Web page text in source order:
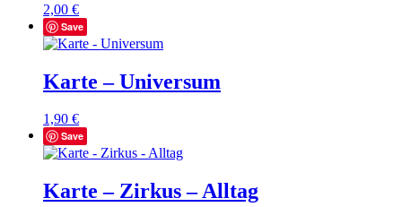
2,00 €
Save
Karte – Universum
1,90 €
Save
Karte – Zirkus – Alltag